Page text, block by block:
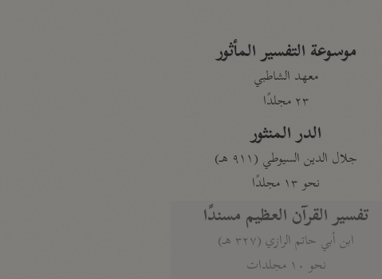
موسوعة التفسير المأثور
معهد الشاطبي
٢٣ مجلدًا
الدر المنثور
جلال الدين السيوطي (٩١١ هـ)
نحو ١٣ مجلدًا
تفسير القرآن العظيم مسندًا
ابن أبي حاتم الرازي (٣٢٧ هـ)
نحو ١٠ مجلدات